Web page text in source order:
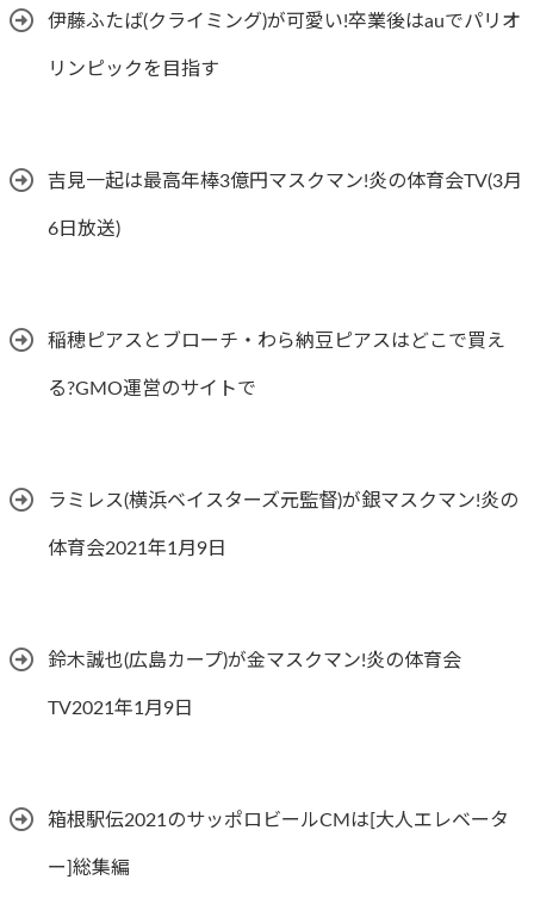
伊藤ふたば(クライミング)が可愛い!卒業後はauでパリオ
リンピックを目指す
吉見一起は最高年棒3億円マスクマン!炎の体育会TV(3月
6日放送)
稲穂ピアスとブローチ・わら納豆ピアスはどこで買え
る?GMO運営のサイトで
ラミレス(横浜ベイスターズ元監督)が銀マスクマン!炎の
体育会2021年1月9日
鈴木誠也(広島カープ)が金マスクマン!炎の体育会
TV2021年1月9日
箱根駅伝2021のサッポロビールCMは[大人エレベータ
ー]総集編